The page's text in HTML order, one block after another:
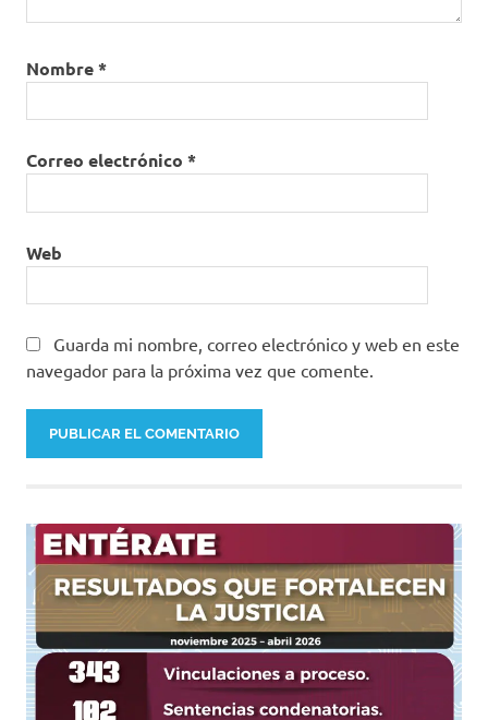
Nombre*
Correo electrónico *
Web
Guarda mi nombre, correo electrónico y web en este
navegador para la próxima vez que comente.